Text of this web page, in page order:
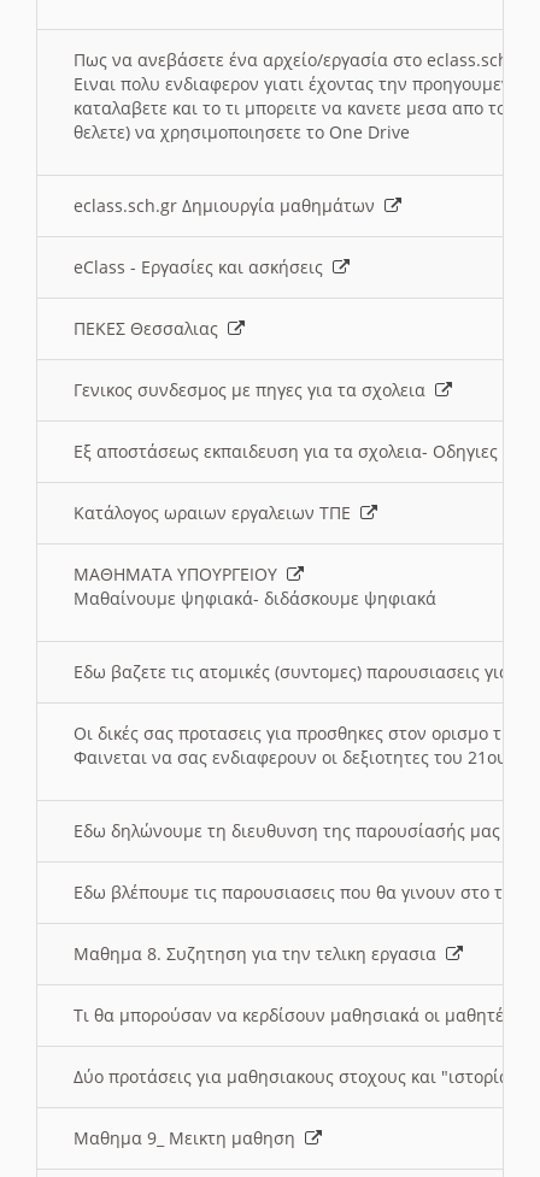
Πως να ανεβάσετε ένα αρχείο/εργασία στο eclass.sch.gr
Ειναι πολυ ενδιαφερον γιατι έχοντας την
καταλαβετε και το τι μπορειτε να κανετε μεσα απο το
θελετε) να χρησιμοποιησετε το One Drive
eclass.sch.gr Δημιουργία μαθημάτων
eClass - Εργασίες και ασκήσεις
ΠΕΚΕΣ Θεσσαλιας
Γενικος συνδεσμος με πηγες για τα σχολεια
Εξ αποστάσεως εκπαιδευση για τα σχολεια- Οδηγιες
Κατάλογος ωραιων εργαλειων ΤΠΕ
ΜΑΘΗΜΑΤΑ ΥΠΟΥΡΓΕΙΟΥ
Μαθαίνουμε ψηφιακά- διδάσκουμε ψηφιακά
Εδω βαζετε τις ατομικές (συντομες) παρουσιασεις για
Οι δικές σας προτασεις για προσθηκες στον ορισμο
Φαινεται να σας ενδιαφερουν οι δεξιοτητες του 21ου
Εδω δηλώνουμε τη διευθυνση της παρουσίασής μας
Εδω βλέπουμε τις παρουσιασεις που θα γινουν στο
Μαθημα 8. Συζητηση για την τελικη εργασια
Τι θα μπορούσαν να κερδίσουν μαθησιακά οι μαθητές/
Δύο προτάσεις για μαθησιακους στοχους και "ιστορία"
Μαθημα 9_ Μεικτη μαθηση